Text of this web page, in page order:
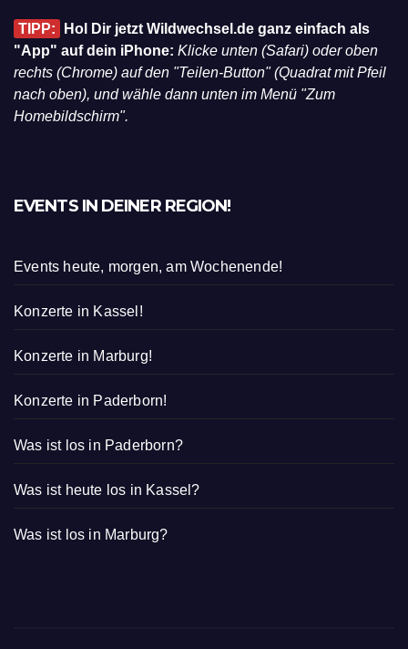
TIPP:
Hol Dir jetzt Wildwechsel.de ganz einfach als
"App" auf dein iPhone: Klicke unten (Safari) oder oben
rechts (Chrome) auf den "Teilen-Button" (Quadrat mit Pfeil
nach oben), und wähle dann unten im Menü "Zum
Homebildschirm".
EVENTS IN DEINER REGION!
Events heute, morgen, am Wochenende!
Konzerte in Kassel!
Konzerte in Marburg!
Konzerte in Paderborn!
Was ist los in Paderborn?
Was ist heute los in Kassel?
Was ist los in Marburg?